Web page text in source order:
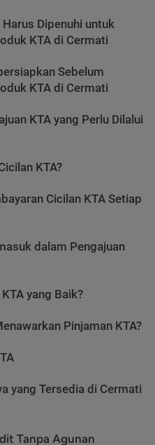
Dipenuhi untuk
KTA di Cermati
Sebelum
KTA di Cermati
KTA yang Perlu Dilalui
KTA?
Cicilan KTA Setiap
dalam Pengajuan
yang Baik?
Pinjaman KTA?
yang Tersedia di Cermati
Tanpa Agunan